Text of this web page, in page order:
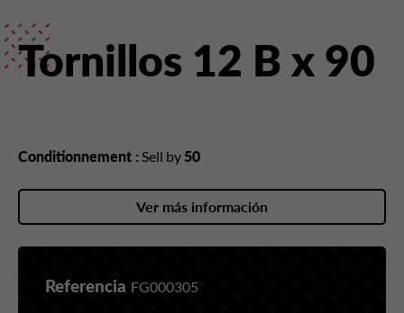
Tornillos 12 B x 90
Conditionnement : Sell by 50
Ver más información
Referencia FG000305